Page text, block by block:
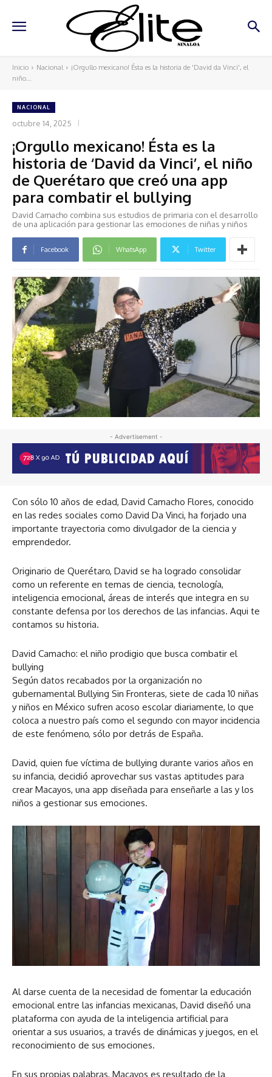
Inicio Nacional
¡Orgullo mexicano! Ésta es la historia de 'David da Vinci', el
niño...
NACIONAL
octubre 14, 2025
¡Orgullo mexicano! Ésta es la
historia de ‘David da Vinci’, el niño
de Querétaro que creó una app
para combatir el bullying
David Camacho combina sus estudios de primaria con el desarrollo
de una aplicación para gestionar las emociones de niñas y niños
Facebook WhatsApp Twitter
- Advertisement -
Con sólo 10 años de edad, David Camacho Flores, conocido
en las redes sociales como David Da Vinci, ha forjado una
importante trayectoria como divulgador de la ciencia y
emprendedor.
Originario de Querétaro, David se ha logrado consolidar
como un referente en temas de ciencia, tecnología,
inteligencia emocional, áreas de interés que integra en su
constante defensa por los derechos de las infancias. Aqui te
contamos su historia.
David Camacho: el niño prodigio que busca combatir el
bullying
Según datos recabados por la organización no
gubernamental Bullying Sin Fronteras, siete de cada 10 niñas
y niños en México sufren acoso escolar diariamente, lo que
coloca a nuestro país como el segundo con mayor incidencia
de este fenómeno, sólo por detrás de España.
David, quien fue víctima de bullying durante varios años en
su infancia, decidió aprovechar sus vastas aptitudes para
crear Macayos, una app diseñada para enseñarle a las y los
niños a gestionar sus emociones.
Al darse cuenta de la necesidad de fomentar la educación
emocional entre las infancias mexicanas, David diseñó una
plataforma con ayuda de la inteligencia artificial para
orientar a sus usuarios, a través de dinámicas y juegos, en el
reconocimiento de sus emociones.
En sus propias palabras, Macayos es resultado de la